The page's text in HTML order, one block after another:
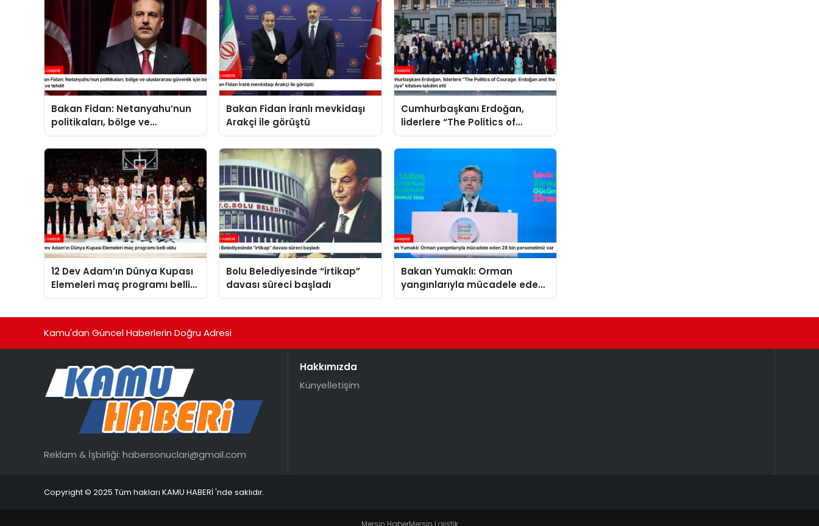
Bakan Fidan: Netanyahu’nun
politikaları, bölge ve
uluslararası güvenlik için bir
yük ve tehdit
Bakan Fidan İranlı mevkidaşı
Arakçi ile görüştü
Cumhurbaşkanı Erdoğan,
liderlere “The Politics of
Courage: Erdoğan and the
Rise of Türkiye” kitabını
12 Dev Adam’ın Dünya Kupası
Elemeleri maç programı belli
oldu
Bolu Belediyesinde “irtikap”
davası süreci başladı
Bakan Yumaklı: Orman
yangınlarıyla mücadele eden
28 bin personelimiz var
Kamu'dan Güncel Haberlerin Doğru Adresi
Reklam & İşbirliği: habersonuclari@gmail.com
Hakkımızda
Künyeİletişim
Copyright © 2025 Tüm hakları KAMU HABERİ 'nde saklıdır.
Mersin HaberMersin Lojistik